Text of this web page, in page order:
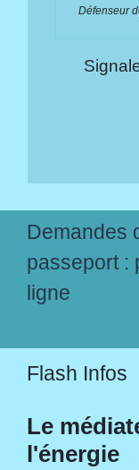
Défenseur
Demandes
passeport :
ligne
Flash Infos
Le
l'énergie